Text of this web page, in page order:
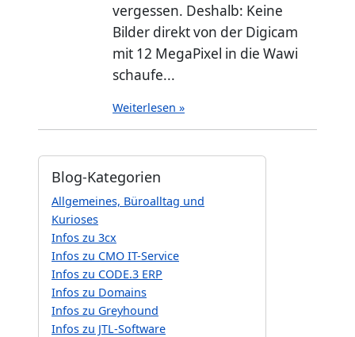
vergessen. Deshalb: Keine
Bilder direkt von der Digicam
mit 12 MegaPixel in die Wawi
schaufe...
Weiterlesen »
Blog-Kategorien
Allgemeines, Büroalltag und
Kurioses
Infos zu 3cx
Infos zu CMO IT-Service
Infos zu CODE.3 ERP
Infos zu Domains
Infos zu Greyhound
Infos zu JTL-Software